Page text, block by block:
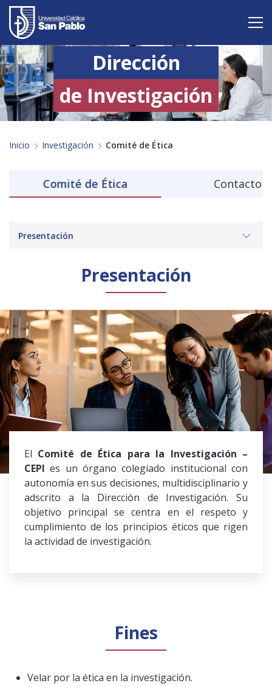
Vive San Pablo
Admisión
Carreras
Postgrado
Servicio y proyección a la sociedad
Licenciamiento Biblioteca Noticias
Dirección
de Investigación
Inicio Investigación Comité de Ética
Comité de Ética Contacto
Presentación
Presentación
El Comité de Ética para la Investigación –
CEPI es un órgano colegiado institucional con
autonomía en sus decisiones, multidisciplinario y
adscrito a la Dirección de Investigación. Su
objetivo principal se centra en el respeto y
cumplimiento de los principios éticos que rigen
la actividad de investigación.
Fines
Velar por la ética en la investigación.